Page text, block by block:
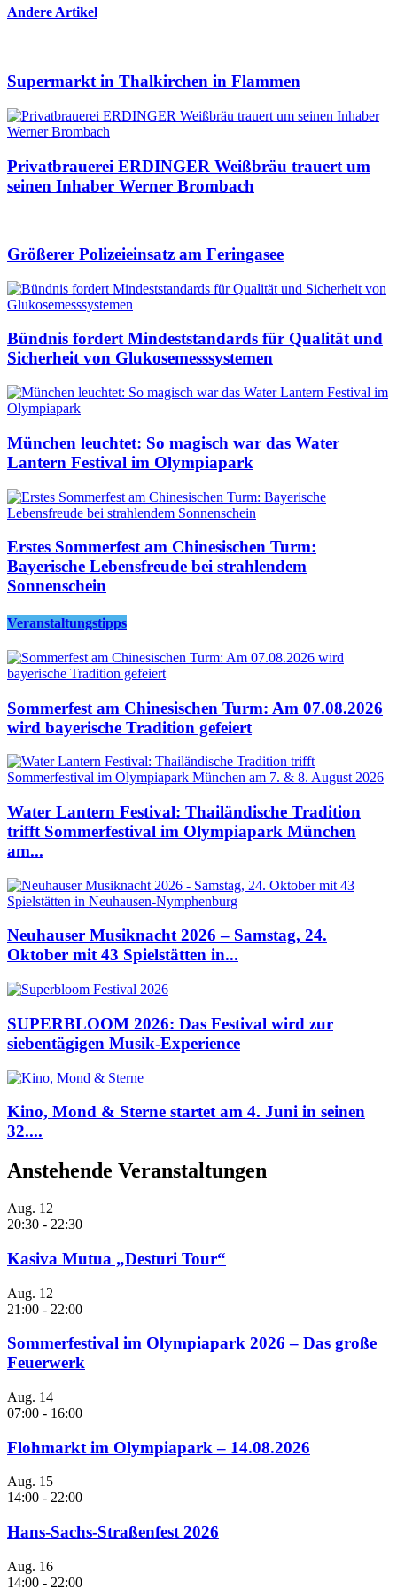
Andere Artikel
Supermarkt in Thalkirchen in Flammen
Privatbrauerei ERDINGER Weißbräu trauert um
seinen Inhaber Werner Brombach
Größerer Polizeieinsatz am Feringasee
Bündnis fordert Mindeststandards für Qualität und
Sicherheit von Glukosemesssystemen
München leuchtet: So magisch war das Water
Lantern Festival im Olympiapark
Erstes Sommerfest am Chinesischen Turm:
Bayerische Lebensfreude bei strahlendem
Sonnenschein
Veranstaltungstipps
Sommerfest am Chinesischen Turm: Am 07.08.2026
wird bayerische Tradition gefeiert
Water Lantern Festival: Thailändische Tradition
trifft Sommerfestival im Olympiapark München
am...
Neuhauser Musiknacht 2026 – Samstag, 24.
Oktober mit 43 Spielstätten in...
SUPERBLOOM 2026: Das Festival wird zur
siebentägigen Musik-Experience
Kino, Mond & Sterne startet am 4. Juni in seinen
32....
Anstehende Veranstaltungen
Aug. 12
20:30 - 22:30
Kasiva Mutua „Desturi Tour“
Aug. 12
21:00 - 22:00
Sommerfestival im Olympiapark 2026 – Das große
Feuerwerk
Aug. 14
07:00 - 16:00
Flohmarkt im Olympiapark – 14.08.2026
Aug. 15
14:00 - 22:00
Hans-Sachs-Straßenfest 2026
Aug. 16
14:00 - 22:00